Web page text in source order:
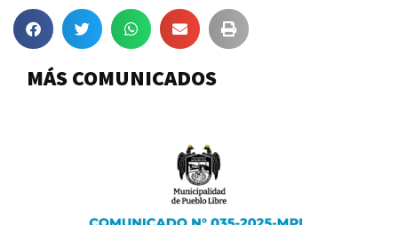
MÁS COMUNICADOS